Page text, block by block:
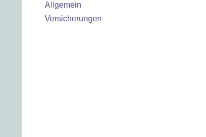
Allgemein
Versicherungen